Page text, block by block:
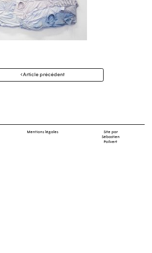
Article précédent
Mentions légales
Site par
Sébastien
Poilvert